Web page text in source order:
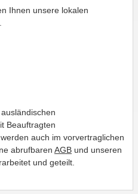
Ihnen unsere lokalen
Beauftragten
auch im vorvertraglichen
abrufbaren AGB und unseren
und geteilt.